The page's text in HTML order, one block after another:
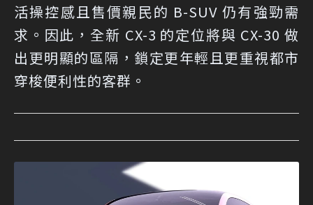
活操控感且售價親民的 B-SUV 仍有強勁需
求。因此，全新 CX-3 的定位將與 CX-30 做
出更明顯的區隔，鎖定更年輕且更重視都市
穿梭便利性的客群。